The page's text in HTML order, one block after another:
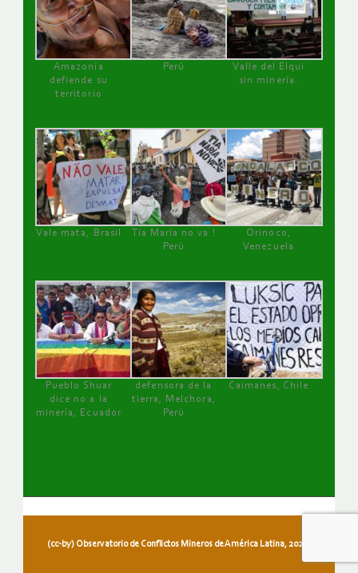
Amazonía
defiende su
territorio
Perú
Valle del Elqui
sin minería.
Vale mata, Brasil
Tía María no va !
Perú
Orinoco,
Venezuela
Pueblo Shuar
dice no a la
minería, Ecuador
defensora de la
tierra, Melchora,
Perú
Caimanes, Chile
(cc-by) Observatorio de Conflictos Mineros de América Latina, 2026